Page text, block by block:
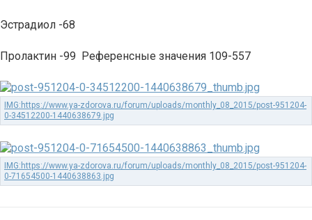
Эстрадиол -68
Пролактин -99 Референсные значения 109-557